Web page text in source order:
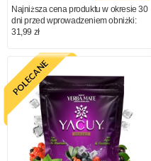
Najniższa cena produktu w okresie 30
dni przed wprowadzeniem obniżki:
31,99 zł